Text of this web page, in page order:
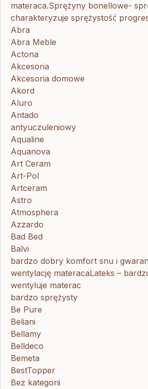
materaca.Sprężyny bonellowe-
charakteryzuje sprężystość
Abra
Abra Meble
Actona
Akcesoria
Akcesoria domowe
Akord
Aluro
Antado
antyuczuleniowy
Aqualine
Aquanova
Art Ceram
Art-Pol
Artceram
Astro
Atmosphera
Azzardo
Bad Bed
Balvi
bardzo dobry komfort snu i
wentylację materacaLateks –
wentyluje materac
bardzo sprężysty
Be Pure
Beliani
Bellamy
Belldeco
Bemeta
BestTopper
Bez kategorii